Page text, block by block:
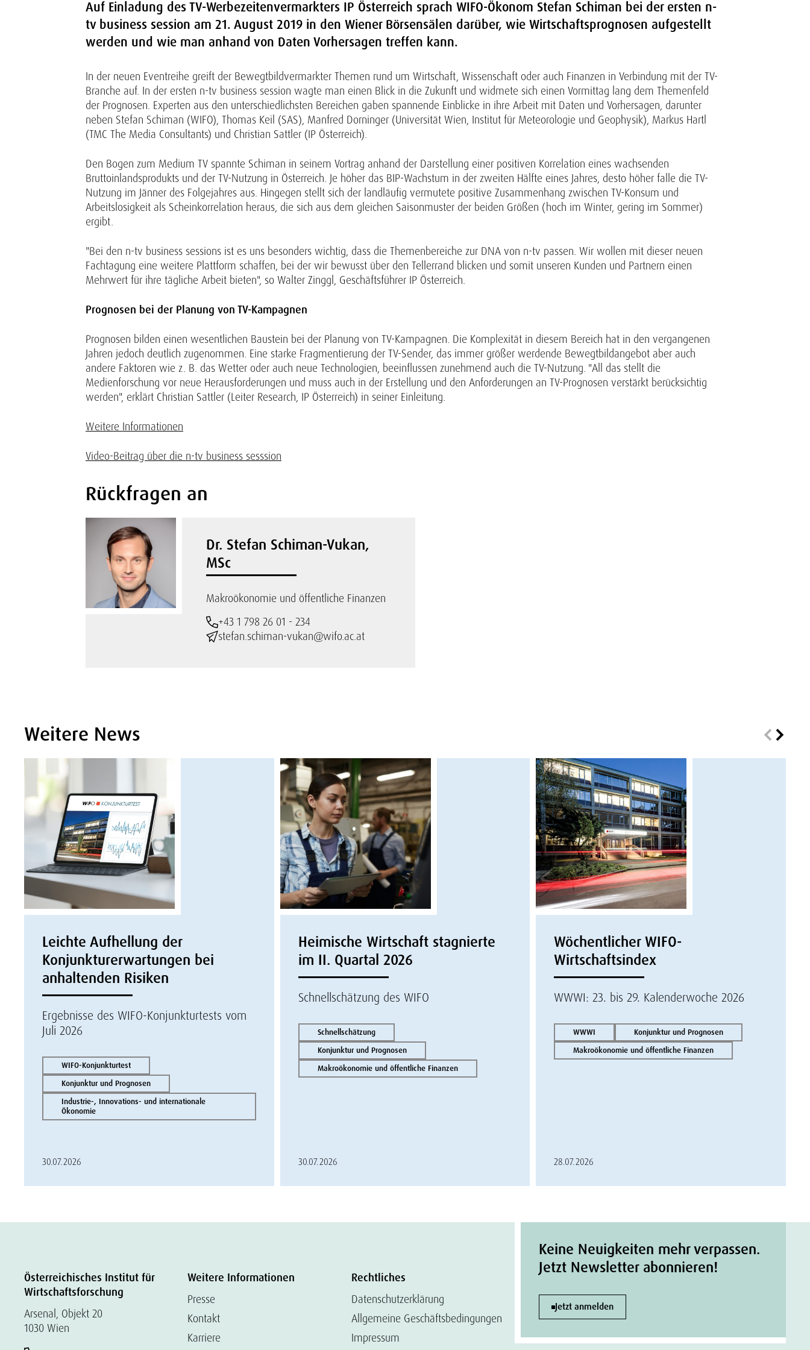
Auf Einladung des TV-Werbezeitenvermarkters IP Österreich sprach WIFO-Ökonom Stefan Schiman bei der ersten n-
tv business session am 21. August 2019 in den Wiener Börsensälen darüber, wie Wirtschaftsprognosen aufgestellt
werden und wie man anhand von Daten Vorhersagen treffen kann.
In der neuen Eventreihe greift der Bewegtbildvermarkter Themen rund um Wirtschaft, Wissenschaft oder auch Finanzen in Verbindung mit der TV-
Branche auf. In der ersten n-tv business session wagte man einen Blick in die Zukunft und widmete sich einen Vormittag lang dem Themenfeld
der Prognosen. Experten aus den unterschiedlichsten Bereichen gaben spannende Einblicke in ihre Arbeit mit Daten und Vorhersagen, darunter
neben Stefan Schiman (WIFO), Thomas Keil (SAS), Manfred Dorninger (Universität Wien, Institut für Meteorologie und Geophysik), Markus Hartl
(TMC The Media Consultants) und Christian Sattler (IP Österreich).
Den Bogen zum Medium TV spannte Schiman in seinem Vortrag anhand der Darstellung einer positiven Korrelation eines wachsenden
Bruttoinlandsprodukts und der TV-Nutzung in Österreich. Je höher das BIP-Wachstum in der zweiten Hälfte eines Jahres, desto höher falle die TV-
Nutzung im Jänner des Folgejahres aus. Hingegen stellt sich der landläufig vermutete positive Zusammenhang zwischen TV-Konsum und
Arbeitslosigkeit als Scheinkorrelation heraus, die sich aus dem gleichen Saisonmuster der beiden Größen (hoch im Winter, gering im Sommer)
ergibt.
"Bei den n-tv business sessions ist es uns besonders wichtig, dass die Themenbereiche zur DNA von n-tv passen. Wir wollen mit dieser neuen
Fachtagung eine weitere Plattform schaffen, bei der wir bewusst über den Tellerrand blicken und somit unseren Kunden und Partnern einen
Mehrwert für ihre tägliche Arbeit bieten", so Walter Zinggl, Geschäftsführer IP Österreich.
Prognosen bei der Planung von TV-Kampagnen
Prognosen bilden einen wesentlichen Baustein bei der Planung von TV-Kampagnen. Die Komplexität in diesem Bereich hat in den vergangenen
Jahren jedoch deutlich zugenommen. Eine starke Fragmentierung der TV-Sender, das immer größer werdende Bewegtbildangebot aber auch
andere Faktoren wie z. B. das Wetter oder auch neue Technologien, beeinflussen zunehmend auch die TV-Nutzung. "All das stellt die
Medienforschung vor neue Herausforderungen und muss auch in der Erstellung und den Anforderungen an TV-Prognosen verstärkt berücksichtig
werden", erklärt Christian Sattler (Leiter Research, IP Österreich) in seiner Einleitung.
Weitere Informationen
Video-Beitrag über die n-tv business sesssion
Rückfragen an
Dr. Stefan Schiman-Vukan,
MSc
Makroökonomie und öffentliche Finanzen
+43 1 798 26 01 - 234
stefan.schiman-vukan@wifo.ac.at
Weitere News
Leichte Aufhellung der
Konjunkturerwartungen bei
anhaltenden Risiken
Ergebnisse des WIFO-Konjunkturtests vom
Juli 2026
WIFO-Konjunkturtest
Konjunktur und Prognosen
Industrie-, Innovations- und internationale
Ökonomie
30.07.2026
Heimische Wirtschaft stagnierte
im II. Quartal 2026
Schnellschätzung des WIFO
Schnellschätzung
Konjunktur und Prognosen
Makroökonomie und öffentliche Finanzen
30.07.2026
Wöchentlicher WIFO-
Wirtschaftsindex
WWWI: 23. bis 29. Kalenderwoche 2026
WWWI
Konjunktur und Prognosen
Makroökonomie und öffentliche Finanzen
28.07.2026
Österreichisches Institut für
Wirtschaftsforschung
Arsenal, Objekt 20
1030 Wien
Weitere Informationen
Presse
Kontakt
Karriere
Rechtliches
Datenschutzerklärung
Allgemeine Geschäftsbedingungen
Impressum
Keine Neuigkeiten mehr verpassen.
Jetzt Newsletter abonnieren!
Jetzt anmelden